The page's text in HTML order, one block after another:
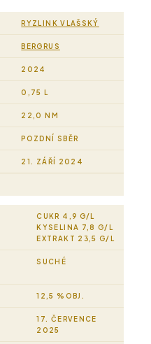
RYZLINK VLAŠSKÝ
BERGRUS
2024
0,75 L
22,0 NM
POZDNÍ SBĚR
21. ZÁŘÍ 2024
CUKR 4,9 G/L
KYSELINA 7,8 G/L
EXTRAKT 23,5 G/L
SUCHÉ
12,5 %OBJ.
17. ČERVENCE
2025